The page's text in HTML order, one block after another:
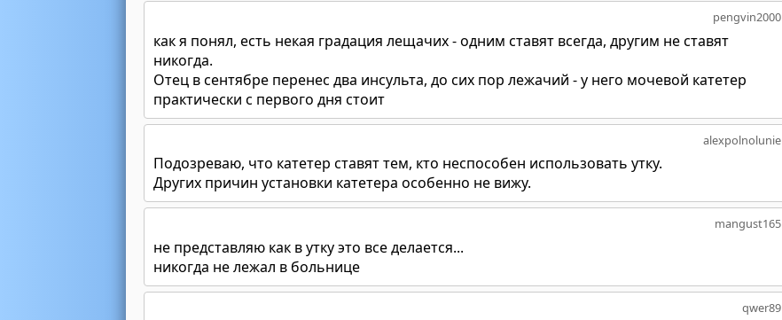
pengvin2000
как я понял, есть некая градация лещачих - одним ставят всегда, другим не ставят
никогда.
Отец в сентябре перенес два инсульта, до сих пор лежачий - у него мочевой катетер
практически с первого дня стоит
alexpolnolunie
Подозреваю, что катетер ставят тем, кто неспособен использовать утку.
Других причин установки катетера особенно не вижу.
mangust165
не представляю как в утку это все делается...
никогда не лежал в больнице
qwer89